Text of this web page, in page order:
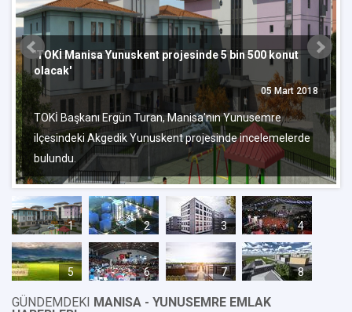
'TOKİ Manisa Yunuskent projesinde 5 bin 500 konut
olacak'
05 Mart 2018
TOKİ Başkanı Ergün Turan, Manisa'nın Yunusemre
ilçesindeki Akgedik Yunuskent projesinde incelemelerde
bulundu.
1 2 3 4
5 6 7 8
GÜNDEMDEKI MANISA - YUNUSEMRE EMLAK